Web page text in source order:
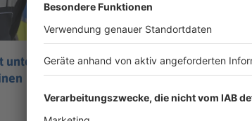
Polizeistreife kollidiert
im Einsatz mit Auto